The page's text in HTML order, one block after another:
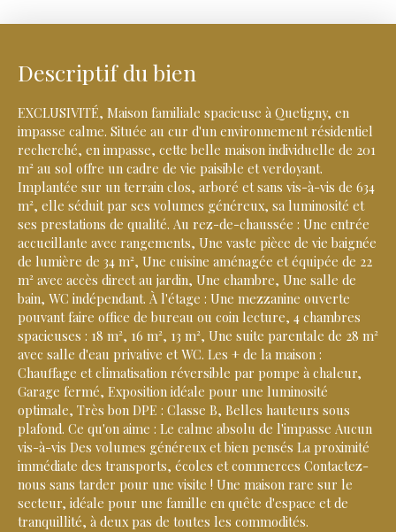
Descriptif du bien
EXCLUSIVITÉ, Maison familiale spacieuse à Quetigny, en
impasse calme. Située au cur d'un environnement résidentiel
recherché, en impasse, cette belle maison individuelle de 201
m² au sol offre un cadre de vie paisible et verdoyant.
Implantée sur un terrain clos, arboré et sans vis-à-vis de 634
m², elle séduit par ses volumes généreux, sa luminosité et
ses prestations de qualité. Au rez-de-chaussée : Une entrée
accueillante avec rangements, Une vaste pièce de vie baignée
de lumière de 34 m², Une cuisine aménagée et équipée de 22
m² avec accès direct au jardin, Une chambre, Une salle de
bain, WC indépendant. À l'étage : Une mezzanine ouverte
pouvant faire office de bureau ou coin lecture, 4 chambres
spacieuses : 18 m², 16 m², 13 m², Une suite parentale de 28 m²
avec salle d'eau privative et WC. Les + de la maison :
Chauffage et climatisation réversible par pompe à chaleur,
Garage fermé, Exposition idéale pour une luminosité
optimale, Très bon DPE : Classe B, Belles hauteurs sous
plafond. Ce qu'on aime : Le calme absolu de l'impasse Aucun
vis-à-vis Des volumes généreux et bien pensés La proximité
immédiate des transports, écoles et commerces Contactez-
nous sans tarder pour une visite ! Une maison rare sur le
secteur, idéale pour une famille en quête d'espace et de
tranquillité, à deux pas de toutes les commodités.